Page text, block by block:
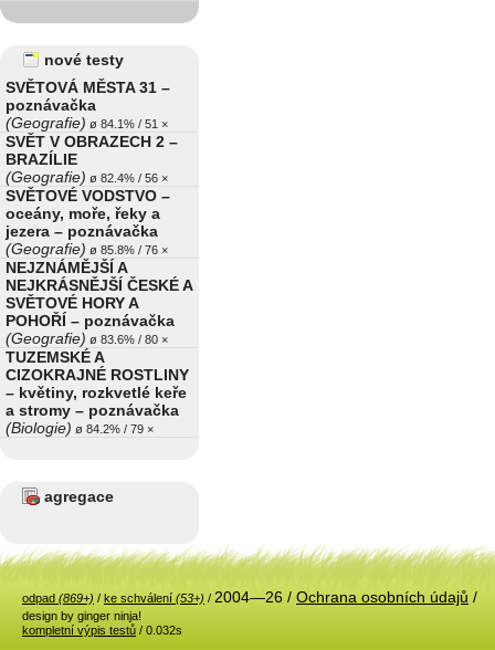
nové testy
SVĚTOVÁ MĚSTA 31 –
poznávačka
(Geografie) ø 84.1% / 51 ×
SVĚT V OBRAZECH 2 –
BRAZÍLIE
(Geografie) ø 82.4% / 56 ×
SVĚTOVÉ VODSTVO –
oceány, moře, řeky a
jezera – poznávačka
(Geografie) ø 85.8% / 76 ×
NEJZNÁMĚJŠÍ A
NEJKRÁSNĚJŠÍ ČESKÉ A
SVĚTOVÉ HORY A
POHOŘÍ – poznávačka
(Geografie) ø 83.6% / 80 ×
TUZEMSKÉ A
CIZOKRAJNÉ ROSTLINY
– květiny, rozkvetlé keře
a stromy – poznávačka
(Biologie) ø 84.2% / 79 ×
agregace
odpad (869+) / ke schválení (53+) / 2004—26 / Ochrana osobních údajů /
design by ginger ninja!
kompletní výpis testů / 0.032s